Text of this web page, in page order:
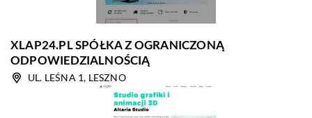
XLAP24.PL SPÓŁKA Z OGRANICZONĄ
ODPOWIEDZIALNOŚCIĄ
UL. LEŚNA 1, LESZNO